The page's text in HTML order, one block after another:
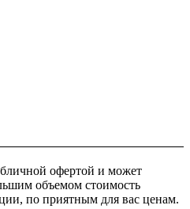
офертой и может
объемом стоимость
по приятным для вас ценам.